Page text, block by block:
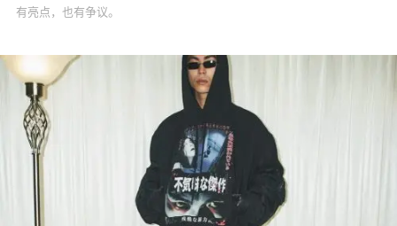
有亮点，也有争议。